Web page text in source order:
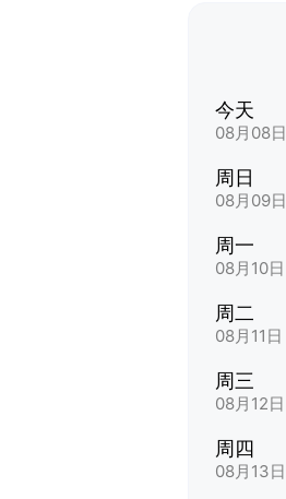
今天
08月08日
周日
08月09日
周一
08月10日
周二
08月11日
周三
08月12日
周四
08月13日